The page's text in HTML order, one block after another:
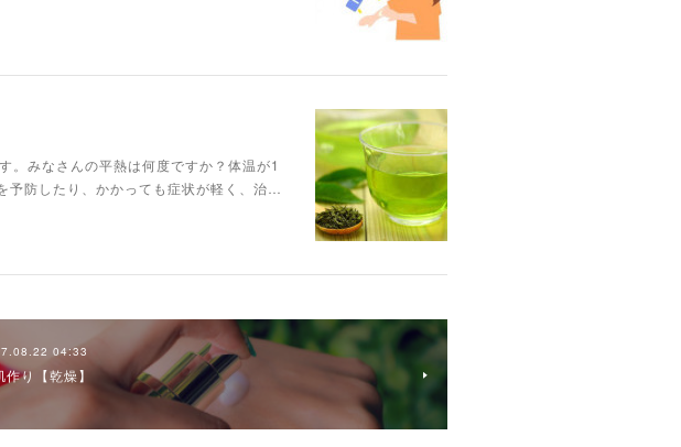
。みなさんの平熱は何度ですか？体温が1
防したり、かかっても症状が軽く、治…
04:33
作り【乾燥】